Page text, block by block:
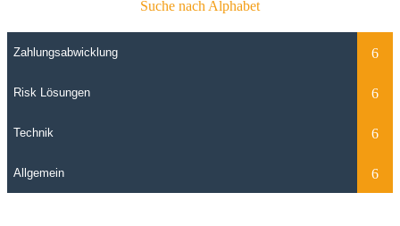
Suche nach Alphabet